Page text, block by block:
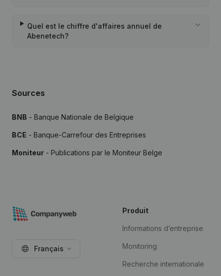
Quel est le chiffre d'affaires annuel de
Abenetech?
Sources
BNB - Banque Nationale de Belgique
BCE - Banque-Carrefour des Entreprises
Moniteur - Publications par le Moniteur Belge
Français
Produit
Informations d’entreprise
Monitoring
Recherche internationale